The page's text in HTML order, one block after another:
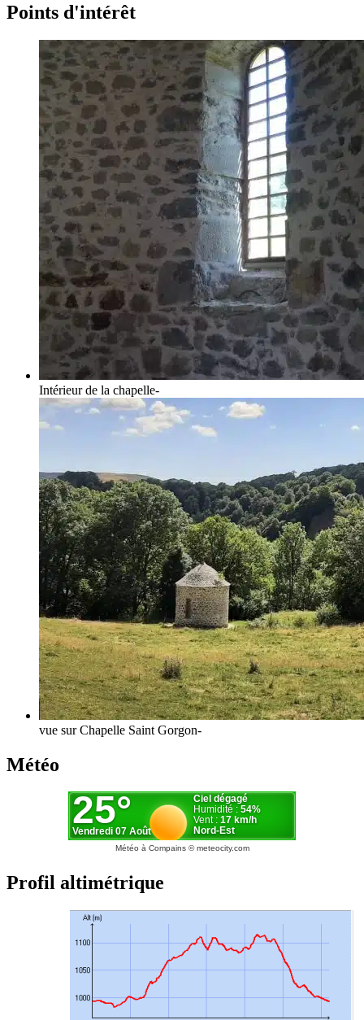
Points d'intérêt
Intérieur de la chapelle-
vue sur Chapelle Saint Gorgon-
Météo
Météo à Compains© meteocity.com
Profil altimétrique